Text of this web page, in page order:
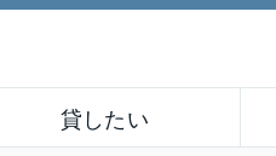
貸したい